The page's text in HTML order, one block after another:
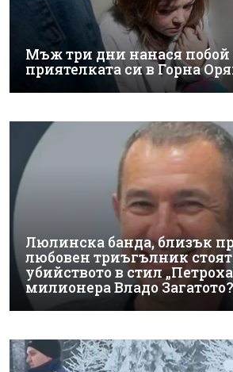
Мъж три дни нанася побой
приятелката си в Горна
Люлинска банда, близък
любовен триъгълник стоят
убийството в стил
милионера Владо Загатото?